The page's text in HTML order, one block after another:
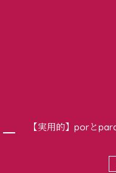
【実用的】porと